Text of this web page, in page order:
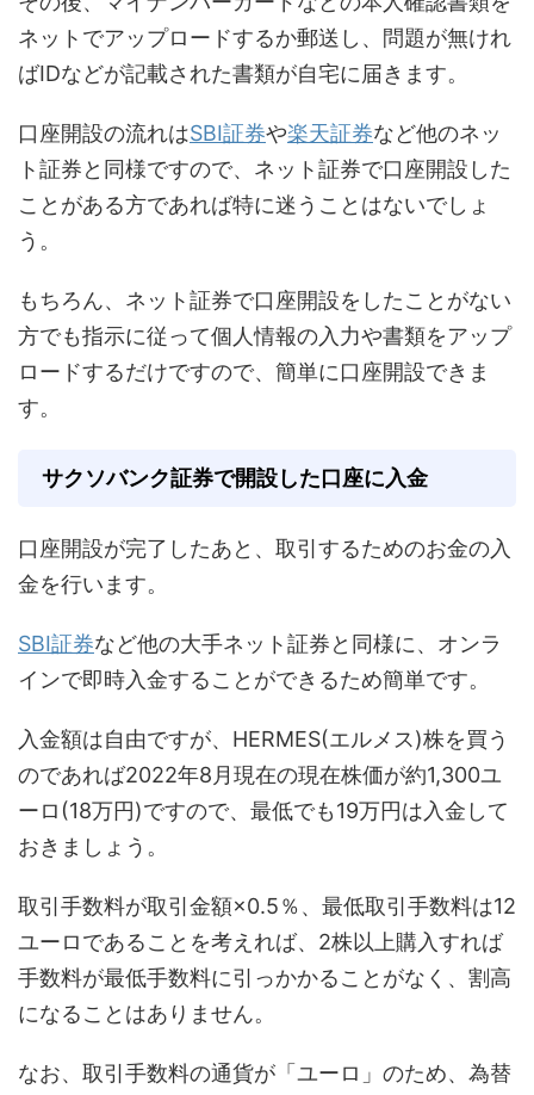
ネットでアップロードするか郵送し、問題が無けれ
ばIDなどが記載された書類が自宅に届きます。
口座開設の流れはSBI証券や楽天証券など他のネッ
ト証券と同様ですので、ネット証券で口座開設した
ことがある方であれば特に迷うことはないでしょ
う。
もちろん、ネット証券で口座開設をしたことがない
方でも指示に従って個人情報の入力や書類をアップ
ロードするだけですので、簡単に口座開設できま
す。
サクソバンク証券で開設した口座に入金
口座開設が完了したあと、取引するためのお金の入
金を行います。
SBI証券など他の大手ネット証券と同様に、オンラ
インで即時入金することができるため簡単です。
入金額は自由ですが、HERMES(エルメス)株を買う
のであれば2022年8月現在の現在株価が約1,300ユ
ーロ(18万円)ですので、最低でも19万円は入金して
おきましょう。
取引手数料が取引金額×0.5％、最低取引手数料は12
ユーロであることを考えれば、2株以上購入すれば
手数料が最低手数料に引っかかることがなく、割高
になることはありません。
なお、取引手数料の通貨が「ユーロ」のため、為替